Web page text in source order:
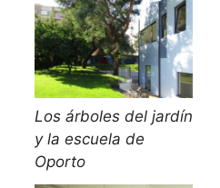
Los árboles del jardín
y la escuela de
Oporto